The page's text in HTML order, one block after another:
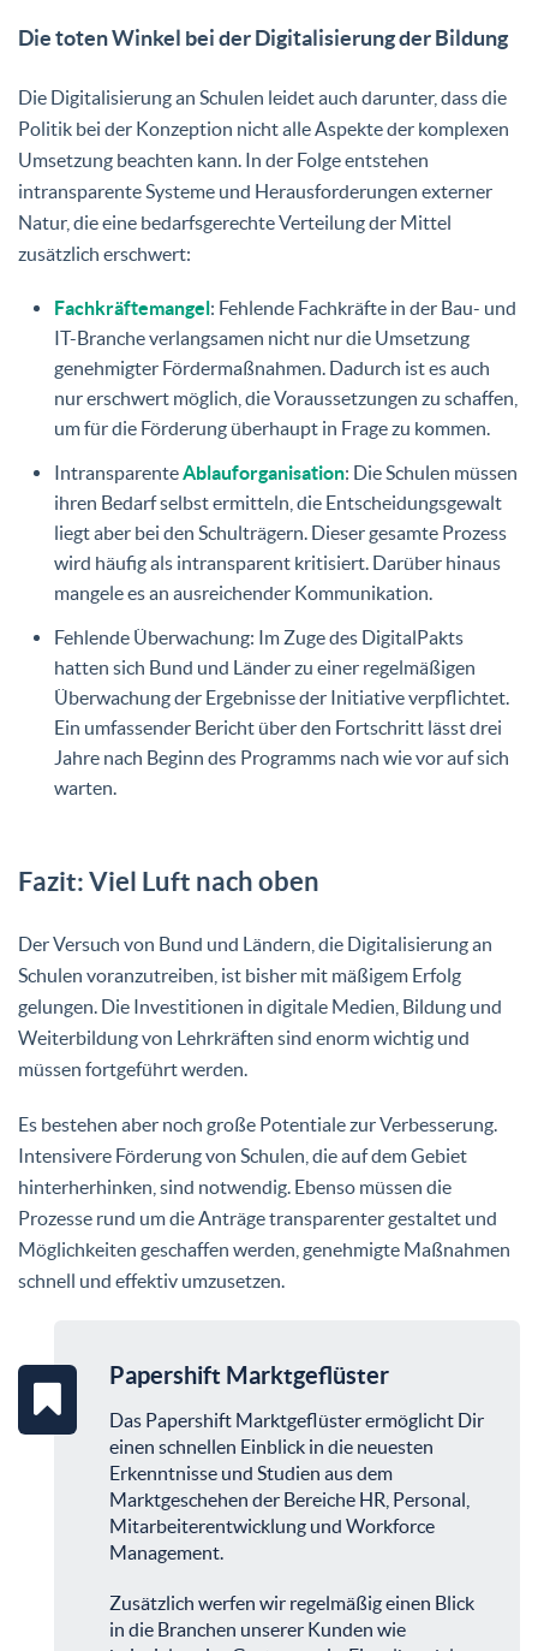
Die toten Winkel bei der Digitalisierung der Bildung
Die Digitalisierung an Schulen leidet auch darunter, dass die
Politik bei der Konzeption nicht alle Aspekte der komplexen
Umsetzung beachten kann. In der Folge entstehen
intransparente Systeme und Herausforderungen externer
Natur, die eine bedarfsgerechte Verteilung der Mittel
zusätzlich erschwert:
Fachkräftemangel: Fehlende Fachkräfte in der Bau- und
IT-Branche verlangsamen nicht nur die Umsetzung
genehmigter Fördermaßnahmen. Dadurch ist es auch
nur erschwert möglich, die Voraussetzungen zu schaffen,
um für die Förderung überhaupt in Frage zu kommen.
IntransparenteAblauforganisation: Die Schulen müssen
ihren Bedarf selbst ermitteln, die Entscheidungsgewalt
liegt aber bei den Schulträgern. Dieser gesamte Prozess
wird häufig als intransparent kritisiert. Darüber hinaus
mangele es an ausreichender Kommunikation.
Fehlende Überwachung: Im Zuge des DigitalPakts
hatten sich Bund und Länder zu einer regelmäßigen
Überwachung der Ergebnisse der Initiative verpflichtet.
Ein umfassender Bericht über den Fortschritt lässt drei
Jahre nach Beginn des Programms nach wie vor auf sich
warten.
Fazit: Viel Luft nach oben
Der Versuch von Bund und Ländern, die Digitalisierung an
Schulen voranzutreiben, ist bisher mit mäßigem Erfolg
gelungen. Die Investitionen in digitale Medien, Bildung und
Weiterbildung von Lehrkräften sind enorm wichtig und
müssen fortgeführt werden.
Es bestehen aber noch große Potentiale zur Verbesserung.
Intensivere Förderung von Schulen, die auf dem Gebiet
hinterherhinken, sind notwendig. Ebenso müssen die
Prozesse rund um die Anträge transparenter gestaltet und
Möglichkeiten geschaffen werden, genehmigte Maßnahmen
schnell und effektiv umzusetzen.
Papershift Marktgeflüster
Das Papershift Marktgeflüster ermöglicht Dir
einen schnellen Einblick in die neuesten
Erkenntnisse und Studien aus dem
Marktgeschehen der Bereiche HR, Personal,
Mitarbeiterentwicklung und Workforce
Management.
Zusätzlich werfen wir regelmäßig einen Blick
in die Branchen unserer Kunden wie